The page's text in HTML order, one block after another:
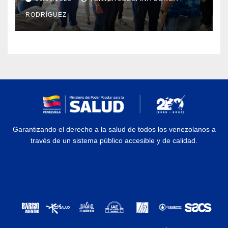
en La Guaira
RODRÍGUEZ
Garantizando el derecho a la salud de todos los venezolanos a
través de un sistema público accesible y de calidad.